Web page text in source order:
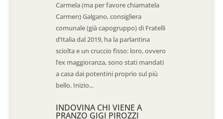
Carmela (ma per favore chiamatela
Carmen) Galgano, consigliera
comunale (già capogruppo) di Fratelli
d’Italia dal 2019, ha la parlantina
sciolta e un cruccio fisso: loro, ovvero
l’ex maggioranza, sono stati mandati
a casa dai potentini proprio sul più
bello. Inizio...
INDOVINA CHI VIENE A
PRANZO GIGI PIROZZI